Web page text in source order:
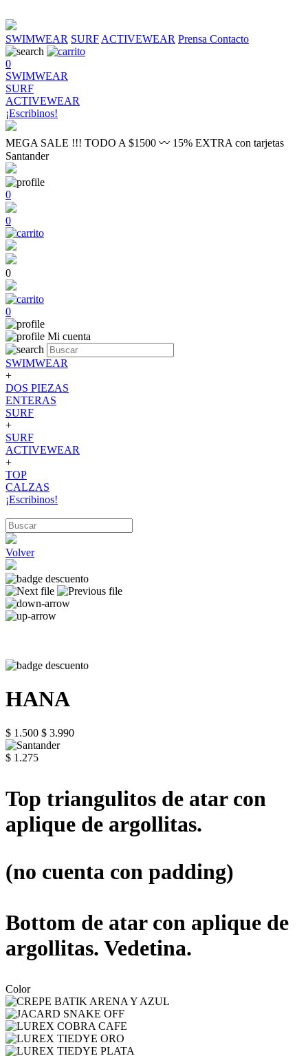
SWIMWEAR SURF ACTIVEWEAR Prensa Contacto
0
SWIMWEAR
SURF
ACTIVEWEAR
¡Escribinos!
MEGA SALE !!! TODO A $1500 〰 15% EXTRA con tarjetas
Santander
0
0
0
0
Mi cuenta
SWIMWEAR
+
DOS PIEZAS
ENTERAS
SURF
+
SURF
ACTIVEWEAR
+
TOP
CALZAS
¡Escribinos!
Volver
HANA
$ 1.500 $ 3.990
$ 1.275
Top triangulitos de atar con
aplique de argollitas.
(no cuenta con padding)
Bottom de atar con aplique de
argollitas. Vedetina.
Color